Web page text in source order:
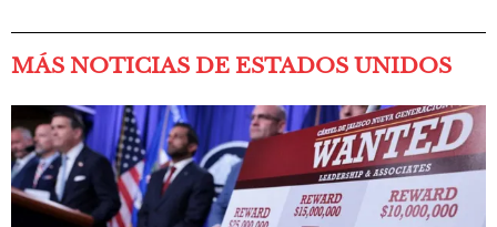
MÁS NOTICIAS DE ESTADOS UNIDOS